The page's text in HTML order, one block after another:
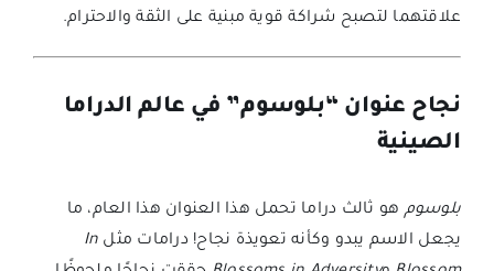
علاقتهما لتصبح شراكة قوية مبنية على الثقة والاحترام.
نجاح عنوان “بلوسوم” في عالم الدراما
الصينية
بلوسومهو ثالث دراما تحمل هذا العنوان هذا العام، ما
يجعل الاسم يبدو وكأنه تعويذة نجاح! درامات مثل In